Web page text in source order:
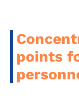
points